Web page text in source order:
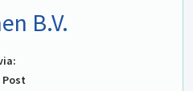
B.V.
Post